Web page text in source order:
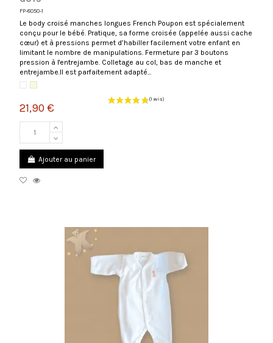
FP-8050-1
Le body croisé manches longues French Poupon est spécialement
conçu pour le bébé. Pratique, sa forme croisée (appelée aussi cache
cœur) et à pressions permet d’habiller facilement votre enfant en
limitant le nombre de manipulations. Fermeture par 3 boutons
pression à l'entrejambe. Colletage au col, bas de manche et
entrejambe.Il est parfaitement adapté...
BlancÉcru
21,90 €
Ajouter au panier